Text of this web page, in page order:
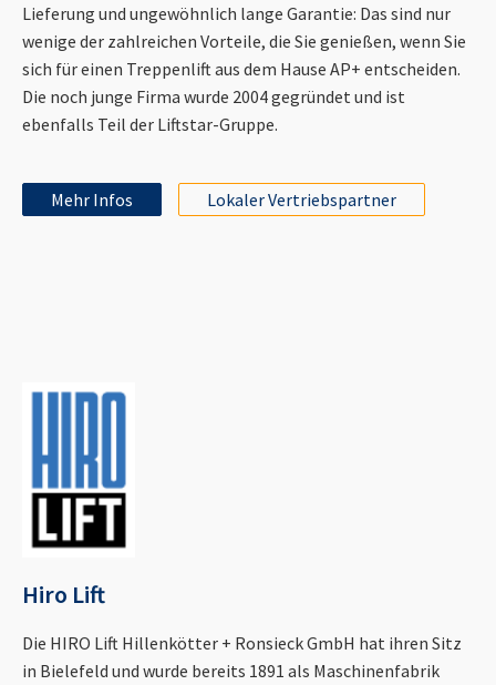
Lieferung und ungewöhnlich lange Garantie: Das sind nur
wenige der zahlreichen Vorteile, die Sie genießen, wenn Sie
sich für einen Treppenlift aus dem Hause AP+ entscheiden.
Die noch junge Firma wurde 2004 gegründet und ist
ebenfalls Teil der Liftstar-Gruppe.
Mehr Infos Lokaler Vertriebspartner
Hiro Lift
Die HIRO Lift Hillenkötter + Ronsieck GmbH hat ihren Sitz
in Bielefeld und wurde bereits 1891 als Maschinenfabrik